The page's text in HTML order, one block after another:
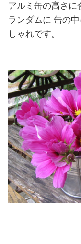
アルミ缶の高さに
ランダムに 缶の
しゃれです。